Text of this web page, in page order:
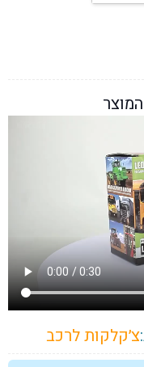
צ׳קלקות לרכב